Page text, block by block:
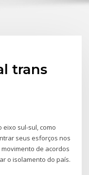
trans
sul-sul, como
seus esforços nos
de acordos
o isolamento do país.